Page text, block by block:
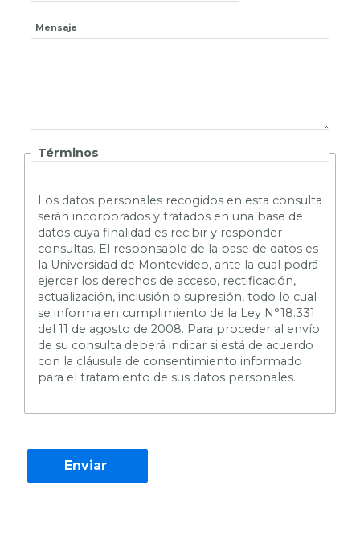
Mensaje
Términos
Los datos personales recogidos en esta consulta
serán incorporados y tratados en una base de
datos cuya finalidad es recibir y responder
consultas. El responsable de la base de datos es
la Universidad de Montevideo, ante la cual podrá
ejercer los derechos de acceso, rectificación,
actualización, inclusión o supresión, todo lo cual
se informa en cumplimiento de la Ley N°18.331
del 11 de agosto de 2008. Para proceder al envío
de su consulta deberá indicar si está de acuerdo
con la cláusula de consentimiento informado
para el tratamiento de sus datos personales.